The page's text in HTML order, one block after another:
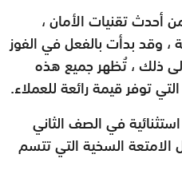
أحدث تقنيات الأمان ،
وقد بدأت بالفعل في الفوز
ذلك ، تُظهر جميع هذه
توفر قيمة رائعة للعملاء.
في الصف الثاني
السخية التي تتسم